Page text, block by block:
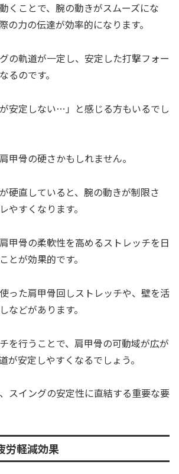
くことで、腕の動きがスムーズにな
の力の伝達が効率的になります。
の軌道が一定し、安定した打撃フォー
るのです。
が安定しない…」と感じる方もいるでし
甲骨の硬さかもしれません。
硬直していると、腕の動きが制限さ
やすくなります。
甲骨の柔軟性を高めるストレッチを日
とが効果的です。
った肩甲骨回しストレッチや、壁を活
などがあります。
を行うことで、肩甲骨の可動域が広が
が安定しやすくなるでしょう。
スイングの安定性に直結する重要な要
労軽減効果